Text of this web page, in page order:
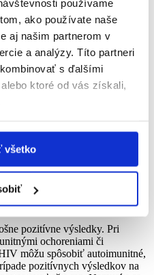
používame
ako používate naše
aj našim partnerom v
a analýzy. Títo partneri
s ďalšími
ktoré od vás získali,
všetko
odporúčanie s ďalším postupom.
na moč v objeme aspoň 30
alebo e-lekárni.
Ak to nie je možné, moč
maximálne tri dni.
obsahuje najviac
pozitívne výsledky. Pri
ochoreniami či
môžu spôsobiť autoimunitné,
pozitívnych výsledkov na